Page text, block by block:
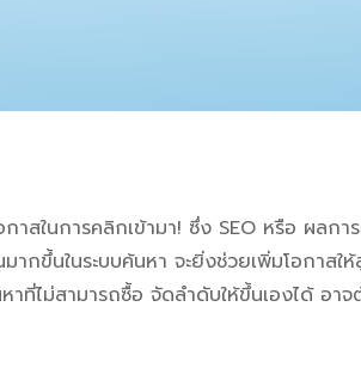
าสในการคลิกเข้ามา! ซึ่ง SEO หรือ ผลก
ากขึ้นในระบบค้นหา จะยิ่งช่วยเพิ่มโอกาส
าที่ไม่สามารถซื้อ จัดลำดับให้ขึ้นเองได้ อา